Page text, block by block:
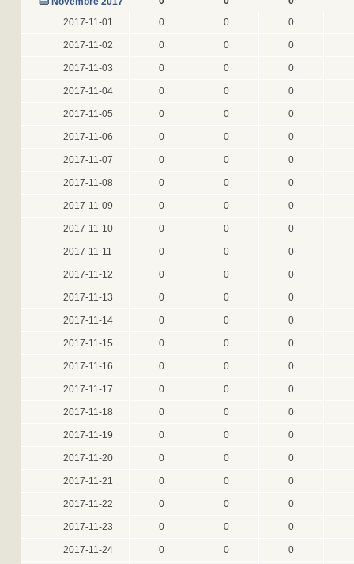
2017-11-01
0 0 0
2017-11-02 0 0 0
2017-11-03 0 0 0
2017-11-04 0 0 0
2017-11-05 0 0 0
2017-11-06 0 0 0
2017-11-07 0 0 0
2017-11-08 0 0 0
2017-11-09 0 0 0
2017-11-10 0 0 0
2017-11-11 0 0 0
2017-11-12 0 0 0
2017-11-13 0 0 0
2017-11-14 0 0 0
2017-11-15 0 0 0
2017-11-16 0 0 0
2017-11-17 0 0 0
2017-11-18 0 0 0
2017-11-19 0 0 0
2017-11-20 0 0 0
2017-11-21 0 0 0
2017-11-22 0 0 0
2017-11-23 0 0 0
2017-11-24 0 0 0